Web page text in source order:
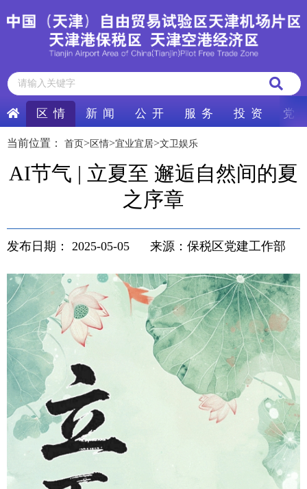
区 情 新 闻 公 开 服 务 投 资 党
当前位置： 首页> 区情>宜业宜居>文卫娱乐
AI节气 | 立夏至 邂逅自然间的夏
之序章
发布日期： 2025-05-05 来源：保税区党建工作部